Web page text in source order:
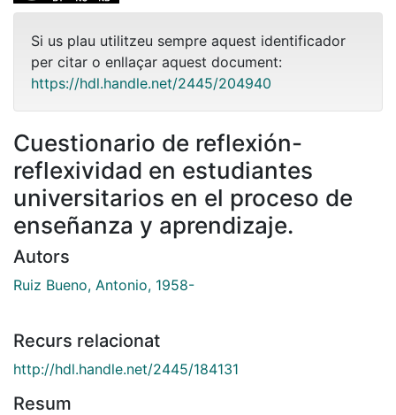
Si us plau utilitzeu sempre aquest identificador
per citar o enllaçar aquest document:
https://hdl.handle.net/2445/204940
Cuestionario de reflexión-
reflexividad en estudiantes
universitarios en el proceso de
enseñanza y aprendizaje.
Autors
Ruiz Bueno, Antonio, 1958-
Recurs relacionat
http://hdl.handle.net/2445/184131
Resum